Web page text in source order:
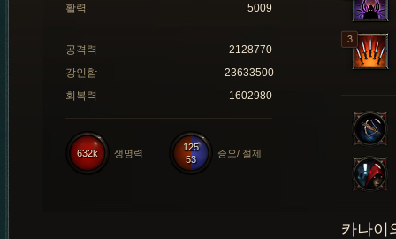
활력
5009
공격력
2128770
강인함
23633500
회복력
1602980
125
53
증오/ 절제
632k 생명력
카나이